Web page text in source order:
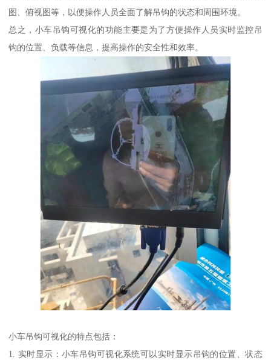
图、俯视图等，以便操作人员全面了解吊钩的状态和周围环境。
总之，小车吊钩可视化的功能主要是为了方便操作人员实时监控吊
钩的位置、负载等信息，提高操作的安全性和效率。
小车吊钩可视化的特点包括：
1. 实时显示：小车吊钩可视化系统可以实时显示吊钩的位置、状态